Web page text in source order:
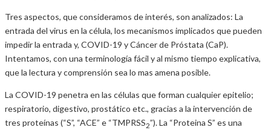
Tres aspectos, que consideramos de interés, son analizados: La
entrada del virus en la célula, los mecanismos implicados que pueden
impedir la entrada y, COVID-19 y Cáncer de Próstata (CaP).
Intentamos, con una terminología fácil y al mismo tiempo explicativa,
que la lectura y comprensión sea lo mas amena posible.
La COVID-19 penetra en las células que forman cualquier epitelio;
respiratorio, digestivo, prostático etc., gracias a la intervención de
tres proteínas (“S”, “ACE” e “TMPRSS2”). La “Proteina S” es una